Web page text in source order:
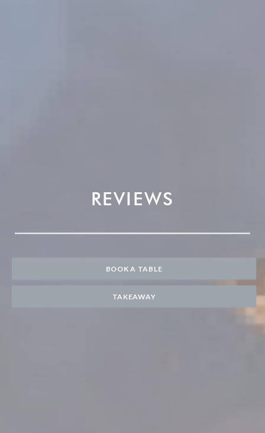
REVIEWS
BOOK A TABLE
TAKEAWAY